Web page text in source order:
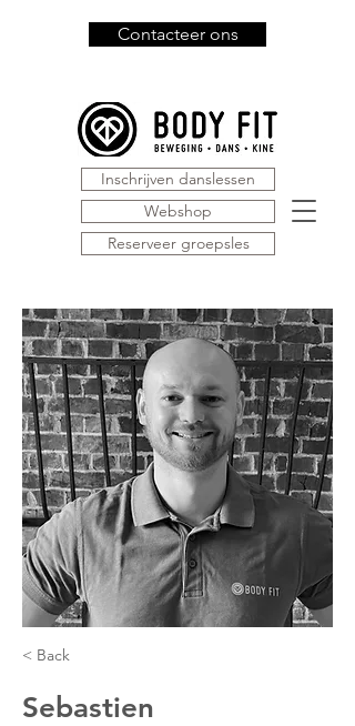
Inschrijven danslessen
Webshop
Reserveer groepsles
Contacteer ons
< Back
Sebastien